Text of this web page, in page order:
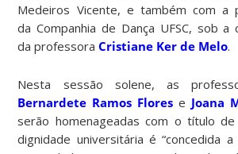
Medeiros Vicente, e também com a
da Companhia de Dança UFSC, sob a
da professoraCristiane Ker de Melo.
Nesta sessão solene, as
Bernardete Ramos Flores e Joana
serão homenageadas com o título
dignidade universitária é “concedida